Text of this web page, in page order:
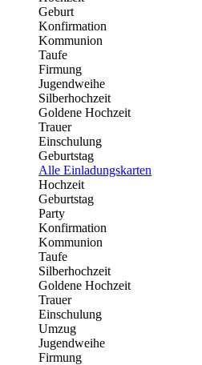
Geburt
Konfirmation
Kommunion
Taufe
Firmung
Jugendweihe
Silberhochzeit
Goldene Hochzeit
Trauer
Einschulung
Geburtstag
Alle Einladungskarten
Hochzeit
Geburtstag
Party
Konfirmation
Kommunion
Taufe
Silberhochzeit
Goldene Hochzeit
Trauer
Einschulung
Umzug
Jugendweihe
Firmung